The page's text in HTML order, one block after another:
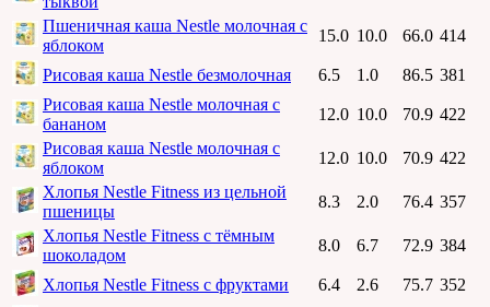
Пшеничная каша Nestle молочная с
яблоком
15.0 10.0 66.0 414
Рисовая каша Nestle безмолочная 6.5 1.0 86.5 381
Рисовая каша Nestle молочная с
бананом
12.0 10.0 70.9 422
Рисовая каша Nestle молочная с
яблоком
12.0 10.0 70.9 422
Хлопья Nestle Fitness из цельной
пшеницы
8.3 2.0 76.4 357
Хлопья Nestle Fitness с тёмным
шоколадом
8.0 6.7 72.9 384
Хлопья Nestle Fitness с фруктами 6.4 2.6 75.7 352